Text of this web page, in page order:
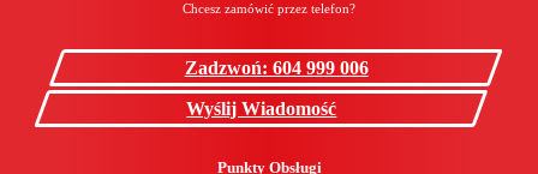
Chcesz zamówić przez telefon?
Zadzwoń: 604 999 006
Wyślij Wiadomość
Punkty Obsługi